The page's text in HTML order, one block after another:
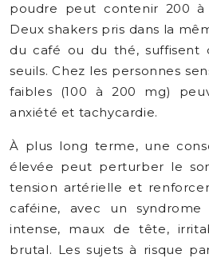
poudre peut contenir 200
Deux shakers pris dans la
du café ou du thé, suffisent
seuils. Chez les personnes
faibles (100 à 200 mg)
anxiété et tachycardie.
À plus long terme, une
élevée peut perturber le
tension artérielle et
caféine, avec un
intense, maux de tête,
brutal. Les sujets à risque